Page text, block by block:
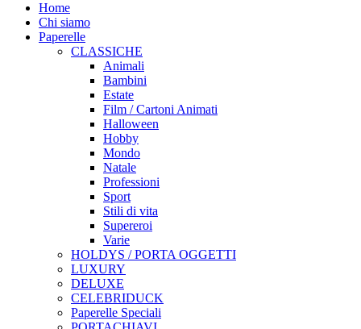
Home
Chi siamo
Paperelle
CLASSICHE
Animali
Bambini
Estate
Film / Cartoni Animati
Halloween
Hobby
Mondo
Natale
Professioni
Sport
Stili di vita
Supereroi
Varie
HOLDYS / PORTA OGGETTI
LUXURY
DELUXE
CELEBRIDUCK
Paperelle Speciali